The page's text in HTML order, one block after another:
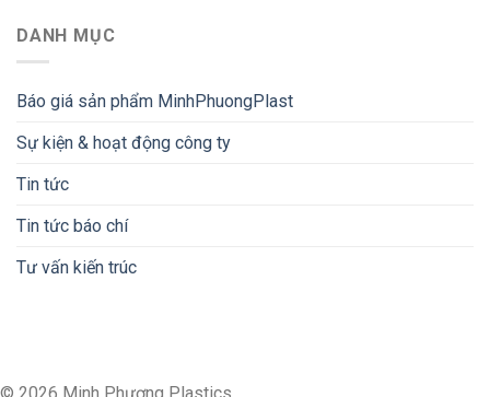
DANH MỤC
Báo giá sản phẩm MinhPhuongPlast
Sự kiện & hoạt động công ty
Tin tức
Tin tức báo chí
Tư vấn kiến trúc